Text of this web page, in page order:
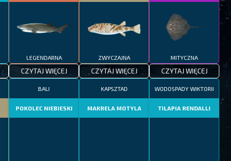
LEGENDARNA
CZYTAJ WIĘCEJ
ZWYCZAJNA
CZYTAJ WIĘCEJ
MITYCZNA
CZYTAJ WIĘCEJ
BALI
POKOLEC NIEBIESKI
KAPSZTAD
MAKRELA MOTYLA
WODOSPADY WIKTORII
TILAPIA RENDALLI